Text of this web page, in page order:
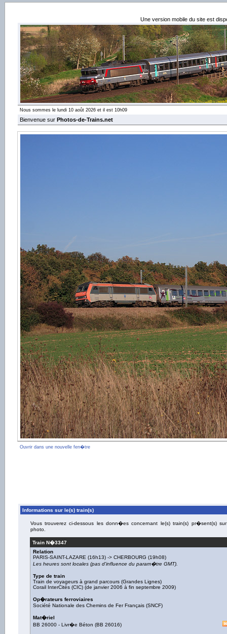
Une version mobile du site est
Nous sommes le lundi 10 août 2026 et il est 10h09
Bienvenue sur Photos-de-Trains.net
Ouvrir dans une nouvelle fen�tre
Informations sur le(s) train(s)
Vous trouverez ci-dessous les donn�es concernant le(s) train(s) pr�sent(s)
photo.
Train N�3347
Relation
PARIS-SAINT-LAZARE (16h13) -> CHERBOURG (19h08)
Les heures sont locales (pas d'influence du param�tre GMT).
Type de train
Train de voyageurs à grand parcours (Grandes Lignes)
Corail InterCités (CIC) (de janvier 2006 à fin septembre 2009)
Op�rateurs ferroviaires
Société Nationale des Chemins de Fer Français (SNCF)
Mat�riel
BB 26000 - Livr�e Béton (BB 26016)